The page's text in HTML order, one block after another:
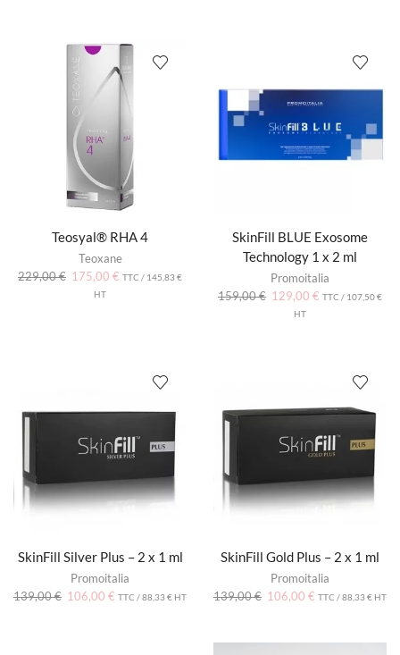
Teosyal® RHA 4
Teoxane
229,00€ 175,00 € TTC / 145,83€
HT
SkinFill BLUE Exosome
Technology 1 x 2 ml
Promoitalia
159,00€ 129,00 € TTC / 107,50€
HT
SkinFill Silver Plus – 2 x 1 ml
Promoitalia
139,00€ 106,00 € TTC /88,33€ HT
SkinFill Gold Plus – 2 x 1 ml
Promoitalia
139,00€ 106,00 € TTC /88,33€ HT